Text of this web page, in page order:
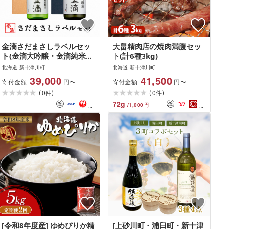
金滴さだまさしラベルセッ
ト(金滴大吟醸・金滴純米大
吟醸 各720ml×1本)
北海道 新十津川町
寄付金額 39,000 円〜
(0件)
大畠精肉店の焼肉満腹セッ
ト(計6種3kg)
北海道 新十津川町
寄付金額 41,500 円〜
(0件)
72g /1,000 円
[令和8年度産] ゆめぴりか精 [上砂川町・浦臼町・新十津